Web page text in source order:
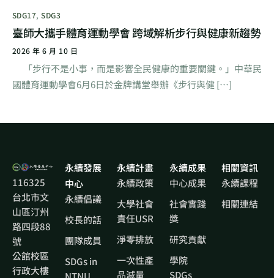
SDG17,SDG3
臺師大攜手體育運動學會 跨域解析步行與健康新趨勢
2026 年 6 月 10 日
「步行不是小事，而是影響全民健康的重要關鍵。」中華民
國體育運動學會6月6日於金牌講堂舉辦《步行與健 […]
116325
台北市文
山區汀州
路四段88
號
公館校區
行政大樓
永續發展
中心
永續倡議
校長的話
團隊成員
SDGs in
永續計畫
永續政策
大學社會
責任USR
淨零排放
一次性產
品減量
永續成果
中心成果
社會實踐
獎
研究貢獻
學院
SDGs
相關資訊
永續課程
相關連結